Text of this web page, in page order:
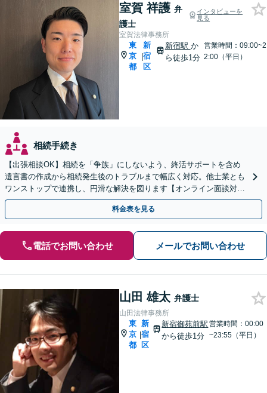
室賀 祥護 弁
護士
インタビューを
見る
室賀法律事務所
東
京
都
|
新
宿
区
新宿駅 か
ら徒歩1分
営業時間：09:00~2
2:00（平日）
相続手続き
【出張相談OK】相続を「争族」にしないよう、終活サポートを含め
遺言書の作成から相続発生後のトラブルまで幅広く対応。他士業とも
ワンストップで連携し、円滑な解決を図ります【オンライン面談対
応】【新宿駅1分】
料金表を見る
電話でお問い合わせ メールでお問い合わせ
山田 雄太 弁護士
山田法律事務所
東
京
都
|
新
宿
区
新宿御苑前駅
から徒歩1分
営業時間：00:00
~23:55（平日）